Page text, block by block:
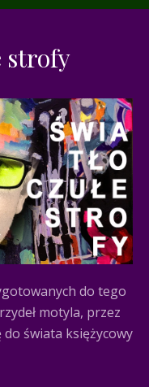
strofy
do tego
motyla, przez
świata księżycowy